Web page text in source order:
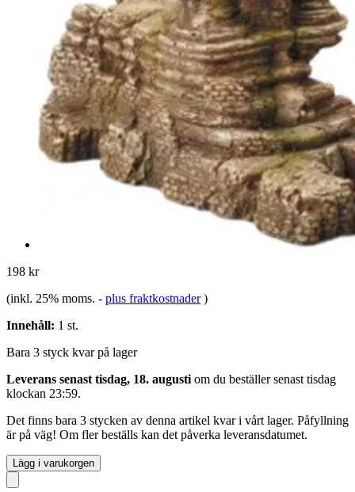
198 kr
(inkl. 25% moms. - plus fraktkostnader )
Innehåll: 1 st.
Bara 3 styck kvar på lager
Leverans senast tisdag, 18. augusti om du beställer senast tisdag
klockan 23:59.
Det finns bara 3 stycken av denna artikel kvar i vårt lager. Påfyllning
är på väg! Om fler beställs kan det påverka leveransdatumet.
Lägg i varukorgen